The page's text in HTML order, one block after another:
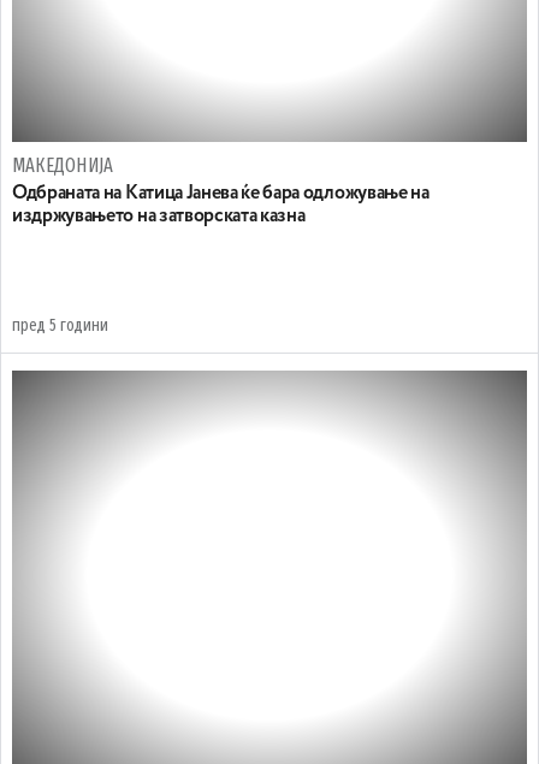
МАКЕДОНИЈА
Одбраната на Катица Јанева ќе бара одложување на
издржувањето на затворската казна
пред 5 години